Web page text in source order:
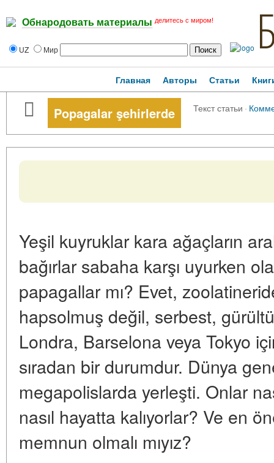
Обнародовать материалы делитесь с миром!
UZ Мир
Главная Авторы Статьи
Popagalar şehirlerde Текст статьи ·
Yeşil kuyruklar kara ağaçların
bağırlar sabaha karşı uyurken
papagallar mı? Evet,
hapsolmuş değil, serbest,
Londra, Barselona veya Tokyo
sıradan bir durumdur. Dünya
megapolislarda yerleşti. Onlar
nasıl hayatta kalıyorlar? Ve en
memnun olmalı mıyız?